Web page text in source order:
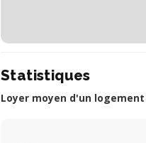
Statistiques
Loyer moyen d'un